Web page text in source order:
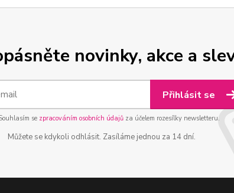
novinky, akce a
Přihlásit se
se zpracováním osobních údajůza účelem rozesílky newsletteru.
Můžete se kdykoli odhlásit. Zasíláme jednou za 14 dní.